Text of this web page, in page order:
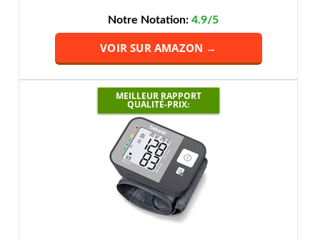
Notre Notation:4.9/5
VOIR SUR AMAZON →
MEILLEUR RAPPORT
QUALITÉ-PRIX: